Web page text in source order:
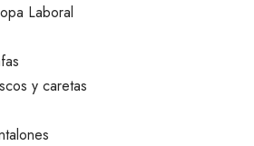
Laboral
y caretas